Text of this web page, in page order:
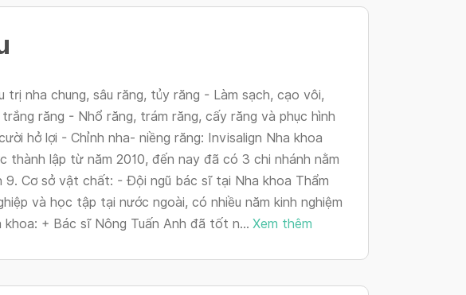
trị nha chung, sâu răng, tủy răng - Làm sạch, cạo vôi,
răng - Nhổ răng, trám răng, cấy răng và phục hình
hở lợi - Chỉnh nha- niềng răng: Invisalign Nha khoa
thành lập từ năm 2010, đến nay đã có 3 chi nhánh nằm
9. Cơ sở vật chất: - Đội ngũ bác sĩ tại Nha khoa Thẩm
và học tập tại nước ngoài, có nhiều năm kinh nghiệm
+ Bác sĩ Nông Tuấn Anh đã tốt n... Xem thêm